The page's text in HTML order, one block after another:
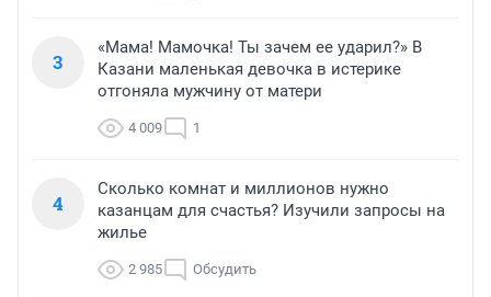
3
«Мама! Мамочка! Ты зачем ее ударил?» В
Казани маленькая девочка в истерике
отгоняла мужчину от матери
4 009 1
4
Сколько комнат и миллионов нужно
казанцам для счастья? Изучили запросы на
жилье
2 985 Обсудить